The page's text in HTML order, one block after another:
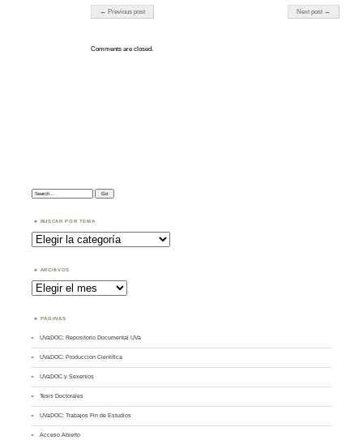
Post navigation
← Previous post Next post →
Comments are closed.
Search:
BUSCAR POR TEMA
Buscar
por
Tema
ARCHIVOS
Archivos
PÁGINAS
UVaDOC: Repositorio Documental UVa
UVaDOC: Producción Científica
UVaDOC y Sexenios
Tesis Doctorales
UVaDOC: Trabajos Fin de Estudios
Acceso Abierto